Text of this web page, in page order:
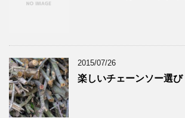
2015/07/26
楽しいチェーンソー選び